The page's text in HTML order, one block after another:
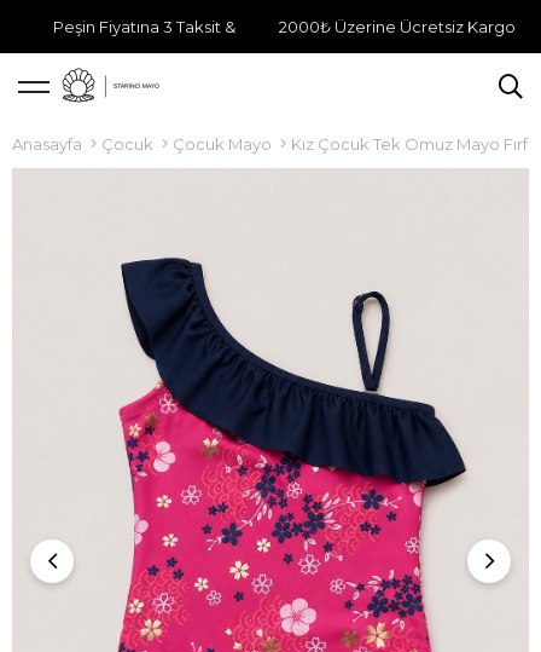
Peşin Fiyatına 3 Taksit & 2000₺ Üzerine Ücretsiz Kargo
Anasayfa Çocuk Çocuk Mayo Kız Çocuk Tek Omuz Mayo